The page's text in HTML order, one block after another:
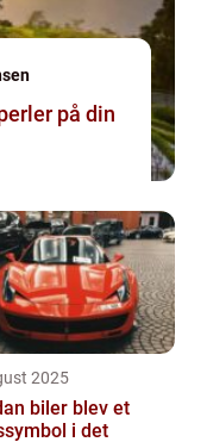
på din
2025
biler blev et
i det